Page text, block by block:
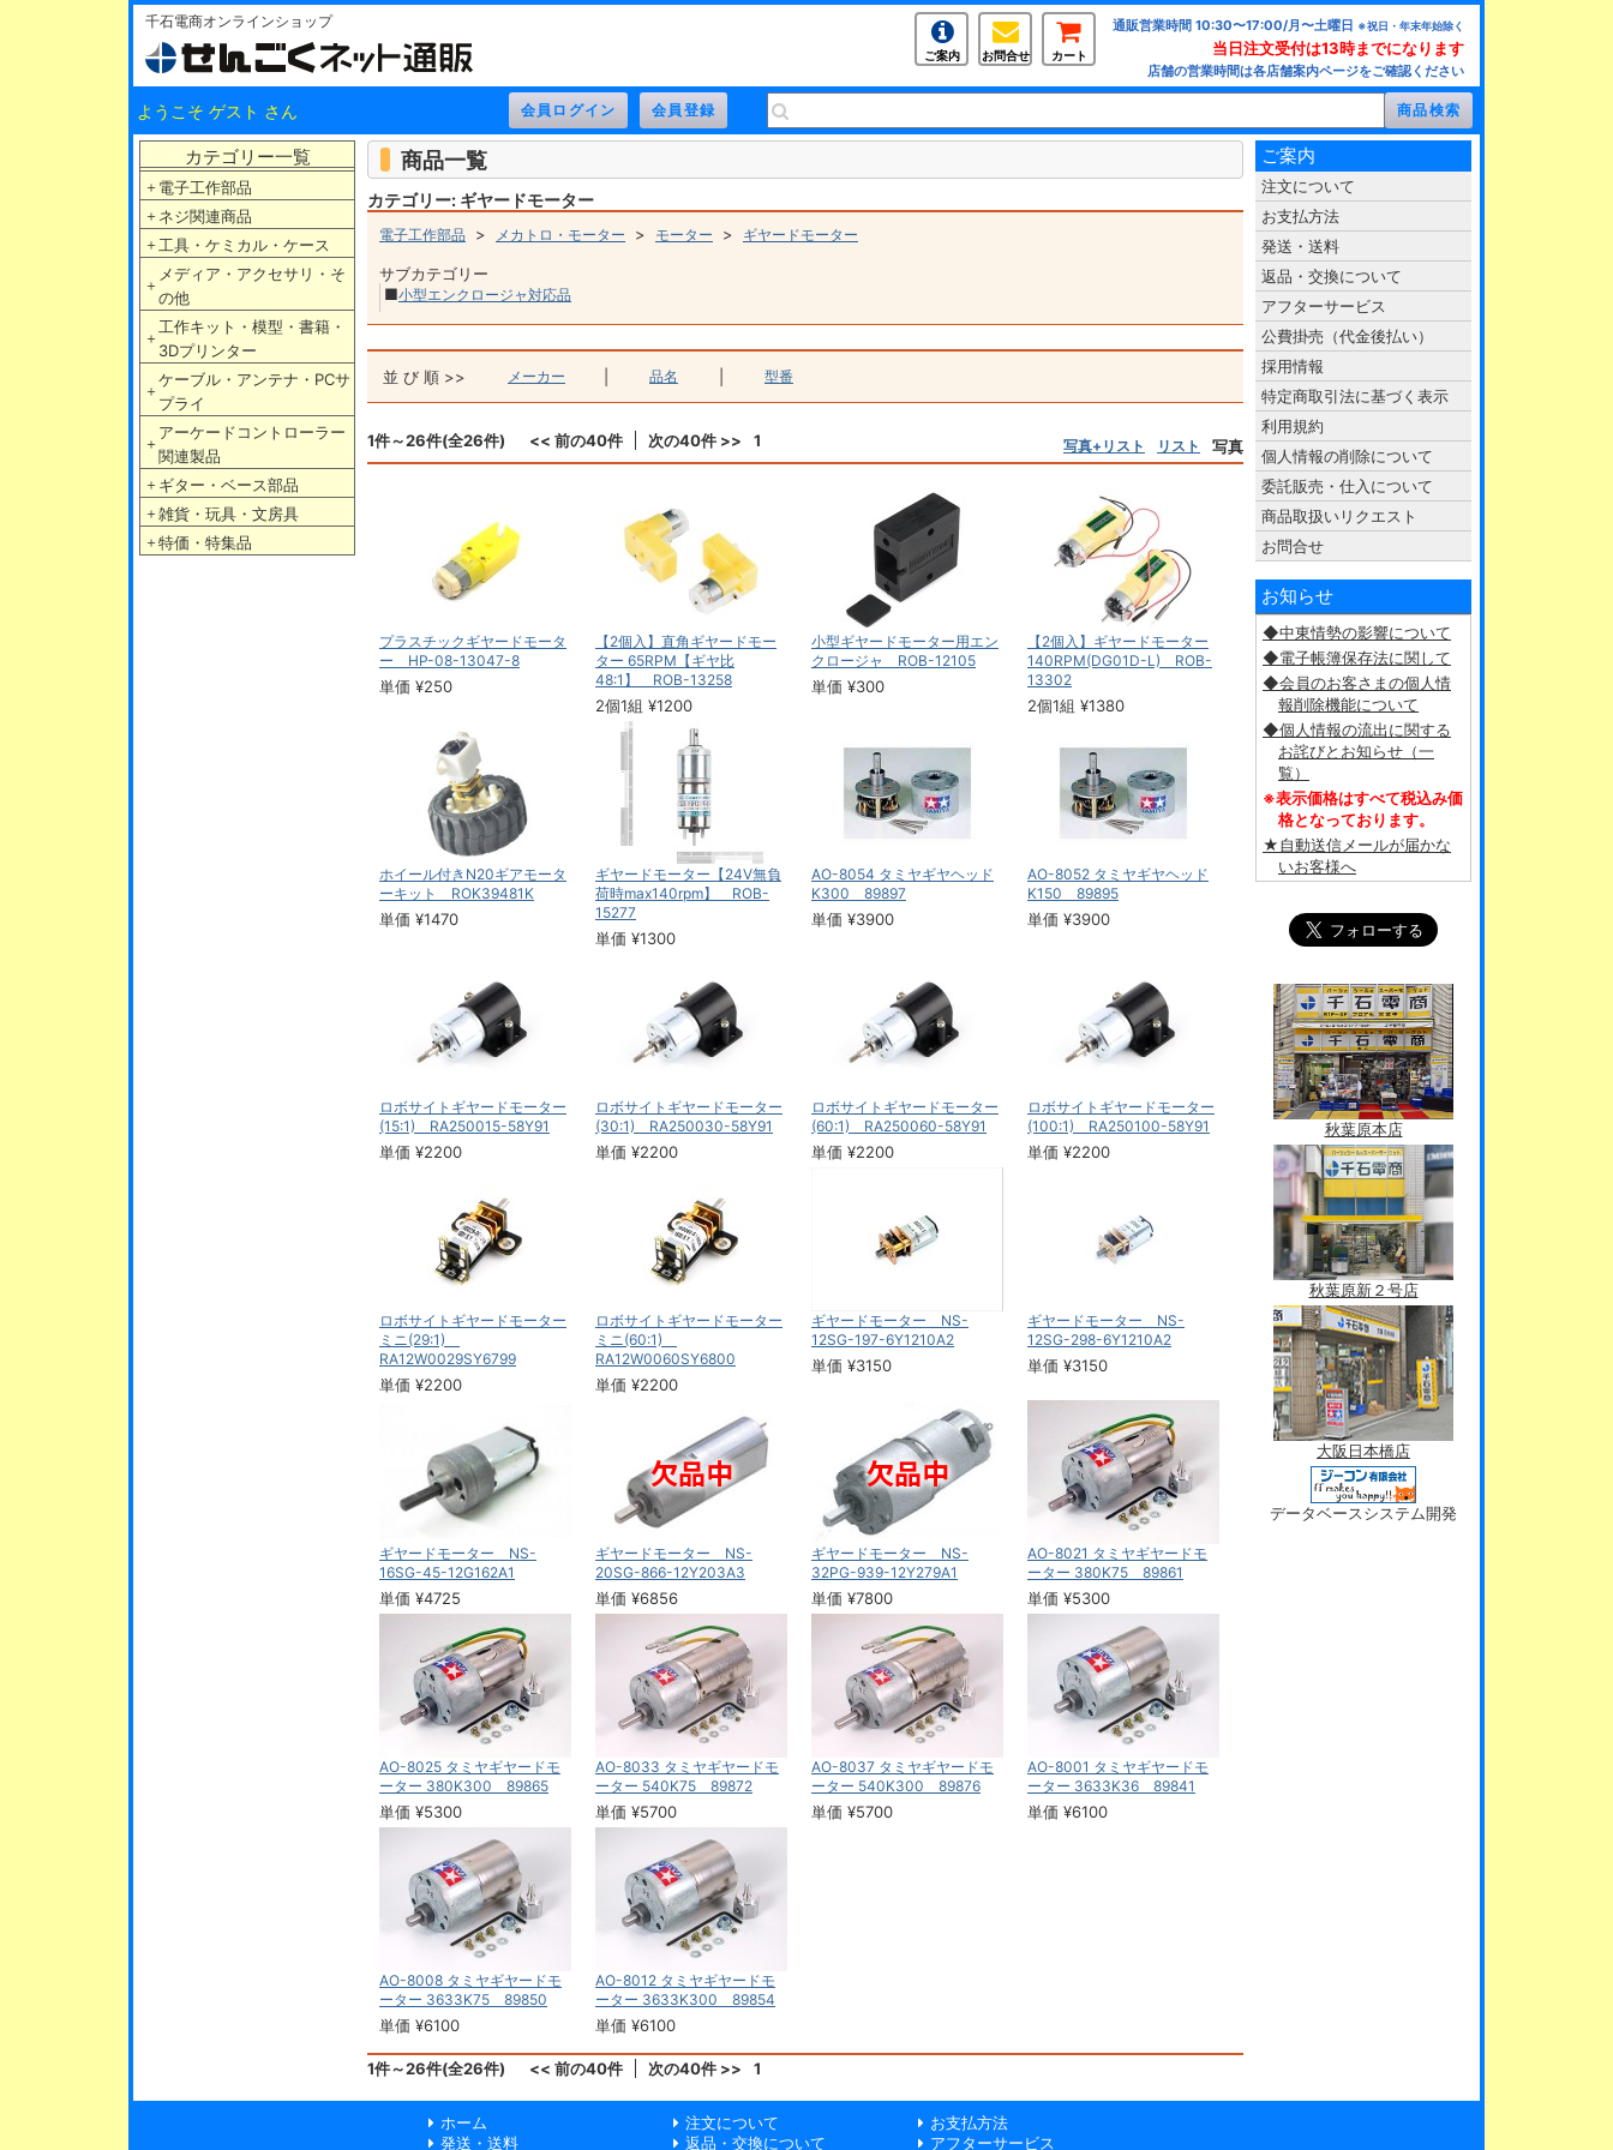
千石電商オンラインショップ
ご案内 お問合せ カート
通販営業時間 10:30〜17:00/月〜土曜日 ※祝日・年末年始除く
当日注文受付は13時までになります
店舗の営業時間は各店舗案内ページをご確認ください
ようこそ ゲスト さん
カテゴリー一覧
＋ 電子工作部品
＋ ネジ関連商品
＋ 工具・ケミカル・ケース
＋
メディア・アクセサリ・そ
の他
＋
工作キット・模型・書籍・
3Dプリンター
＋
ケーブル・アンテナ・PCサ
プライ
＋
アーケードコントローラー
関連製品
＋ ギター・ベース部品
＋ 雑貨・玩具・文房具
＋ 特価・特集品
商品一覧
カテゴリー: ギヤードモーター
電子工作部品 > メカトロ・モーター > モーター > ギヤードモーター
サブカテゴリー
■小型エンクロージャ対応品
並 び 順 >> メーカー 品名 型番
1件～26件(全26件) << 前の40件 次の40件 >> 1 写真+リスト リスト 写真
プラスチックギヤードモータ
ー HP-08-13047-8
単価 ¥250
【2個入】直角ギヤードモー
ター 65RPM【ギヤ比
48:1】 ROB-13258
2個1組 ¥1200
小型ギヤードモーター用エン
クロージャ ROB-12105
単価 ¥300
【2個入】ギヤードモーター
140RPM(DG01D-L) ROB-
13302
2個1組 ¥1380
ホイール付きN20ギアモータ
ーキット ROK39481K
単価 ¥1470
ギヤードモーター【24V無負
荷時max140rpm】 ROB-
15277
単価 ¥1300
AO-8054 タミヤギヤヘッド
K300 89897
単価 ¥3900
AO-8052 タミヤギヤヘッド
K150 89895
単価 ¥3900
ロボサイトギヤードモーター
(15:1) RA250015-58Y91
単価 ¥2200
ロボサイトギヤードモーター
(30:1) RA250030-58Y91
単価 ¥2200
ロボサイトギヤードモーター
(60:1) RA250060-58Y91
単価 ¥2200
ロボサイトギヤードモーター
(100:1) RA250100-58Y91
単価 ¥2200
ロボサイトギヤードモーター
ミニ(29:1)
RA12W0029SY6799
単価 ¥2200
ロボサイトギヤードモーター
ミニ(60:1)
RA12W0060SY6800
単価 ¥2200
ギヤードモーター NS-
12SG-197-6Y1210A2
単価 ¥3150
ギヤードモーター NS-
12SG-298-6Y1210A2
単価 ¥3150
ギヤードモーター NS-
16SG-45-12G162A1
単価 ¥4725
ギヤードモーター NS-
20SG-866-12Y203A3
単価 ¥6856
ギヤードモーター NS-
32PG-939-12Y279A1
単価 ¥7800
AO-8021 タミヤギヤードモ
ーター 380K75 89861
単価 ¥5300
AO-8025 タミヤギヤードモ
ーター 380K300 89865
単価 ¥5300
AO-8033 タミヤギヤードモ
ーター 540K75 89872
単価 ¥5700
AO-8037 タミヤギヤードモ
ーター 540K300 89876
単価 ¥5700
AO-8001 タミヤギヤードモ
ーター 3633K36 89841
単価 ¥6100
AO-8008 タミヤギヤードモ
ーター 3633K75 89850
単価 ¥6100
AO-8012 タミヤギヤードモ
ーター 3633K300 89854
単価 ¥6100
1件～26件(全26件) << 前の40件 次の40件 >> 1
ご案内
注文について
お支払方法
発送・送料
返品・交換について
アフターサービス
公費掛売（代金後払い）
採用情報
特定商取引法に基づく表示
利用規約
個人情報の削除について
委託販売・仕入について
商品取扱いリクエスト
お問合せ
お知らせ
◆中東情勢の影響について
◆電子帳簿保存法に関して
◆会員のお客さまの個人情
報削除機能について
◆個人情報の流出に関する
お詫びとお知らせ（一
覧）
※表示価格はすべて税込み価
格となっております。
★自動送信メールが届かな
いお客様へ
秋葉原本店
秋葉原新２号店
大阪日本橋店
データベースシステム開発
ホーム 注文について
お支払方法
発送・送料
返品・交換について アフターサービス